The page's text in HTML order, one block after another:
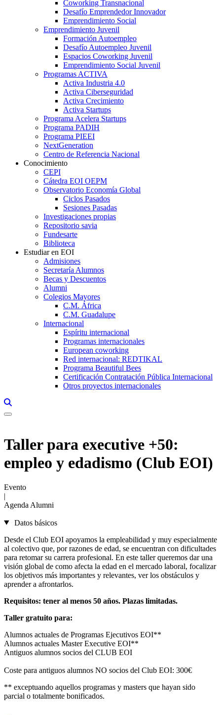
Coworking Transnacional
Desafío Emprendedor Innovador
Emprendimiento Social
Emprendimiento Juvenil
Formación Autoempleo
Desafío Autoempleo Juvenil
Espacios Coworking Juvenil
Emprendimiento Social Juvenil
Programas ACTIVA
Activa Industria 4.0
Activa Ciberseguridad
Activa Crecimiento
Activa Startups
Programa Acelera Startups
Programa PADIH
Programa PIEEI
NextGeneration
Centro de Referencia Nacional
Conocimiento
CEPI
Cátedra EOI OEPM
Observatorio Economía Global
Ciclos Pasados
Sesiones Pasadas
Investigaciones propias
Repositorio savia
Fundesarte
Biblioteca
Estudiar en EOI
Admisiones
Secretaría Alumnos
Becas y Descuentos
Alumni
Colegios Mayores
C.M. África
C.M. Guadalupe
Internacional
Espíritu internacional
Programas internacionales
European coworking
Red internacional: REDTIKAL
Programa Beautiful Bees
Certificación Contratación Pública Internacional
Otros proyectos internacionales
Taller para executive +50:
empleo y edadismo (Club EOI)
Evento
|
Agenda Alumni
Datos básicos
Desde el Club EOI apoyamos la empleabilidad y muy especialmente
al colectivo que, por razones de edad, se encuentran con dificultades
para retomar su carrera profesional. En este taller queremos dar una
visión global de como afecta la edad en el mercado laboral, focalizar
los objetivos más importantes y relevantes, ver los obstáculos y
aprender a afrontarlos.
Requisitos: tener al menos 50 años. Plazas limitadas.
Taller gratuito para:
Alumnos actuales de Programas Ejecutivos EOI**
Alumnos actuales Master Executive EOI**
Antiguos alumnos socios del CLUB EOI
Coste para antiguos alumnos NO socios del Club EOI: 300€
** exceptuando aquellos programas y masters que hayan sido
parcial o totalmente bonificados.